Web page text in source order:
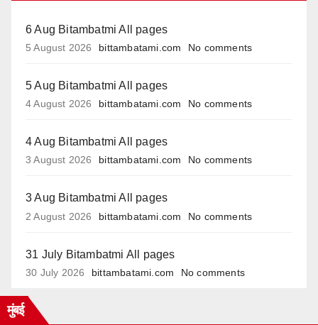
6 Aug Bitambatmi All pages
5 August 2026 bittambatami.com No comments
5 Aug Bitambatmi All pages
4 August 2026 bittambatami.com No comments
4 Aug Bitambatmi All pages
3 August 2026 bittambatami.com No comments
3 Aug Bitambatmi All pages
2 August 2026 bittambatami.com No comments
31 July Bitambatmi All pages
30 July 2026 bittambatami.com No comments
मुंबई